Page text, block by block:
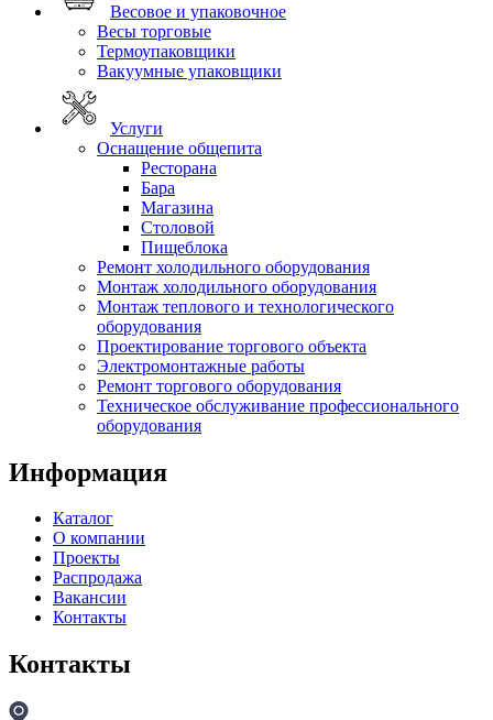
Весовое и упаковочное
Весы торговые
Термоупаковщики
Вакуумные упаковщики
Услуги
Оснащение общепита
Ресторана
Бара
Магазина
Столовой
Пищеблока
Ремонт холодильного оборудования
Монтаж холодильного оборудования
Монтаж теплового и технологического
оборудования
Проектирование торгового объекта
Электромонтажные работы
Ремонт торгового оборудования
Техническое обслуживание профессионального
оборудования
Информация
Каталог
О компании
Проекты
Распродажа
Вакансии
Контакты
Контакты